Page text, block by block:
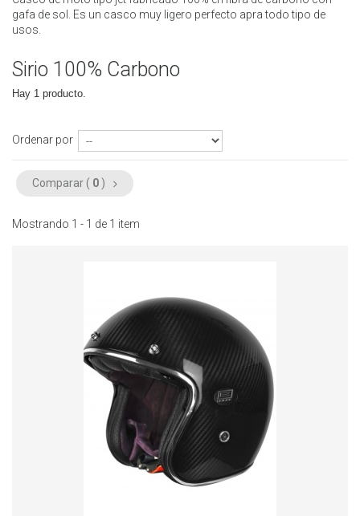
gafa de sol. Es un casco muy ligero perfecto apra todo tipo de
usos.
Sirio 100% Carbono
Hay 1 producto.
Ordenar por
Comparar ( 0 )
Mostrando 1 - 1 de 1 item